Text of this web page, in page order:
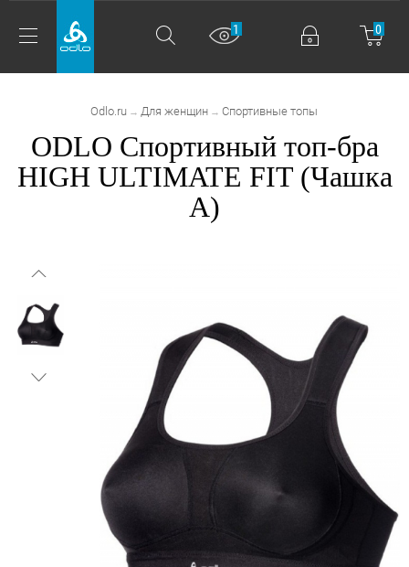
0
1
Odlo.ru → Для женщин → Спортивные топы
ODLO Спортивный топ-бра
HIGH ULTIMATE FIT (Чашка
A)